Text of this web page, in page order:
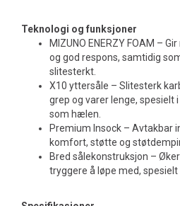
Teknologi og funksjoner
MIZUNO ENERZY FOAM –
og god respons, samtidig
slitesterkt.
X10 yttersåle – Slitesterk
grep og varer lenge, spesielt
som hælen.
Premium Insock – Avtakbar
komfort, støtte og
Bred sålekonstruksjon –
tryggere å løpe med, spesielt